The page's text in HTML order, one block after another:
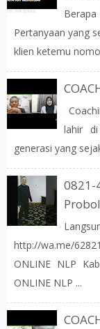
Pertanyaan yang
klien ketemu
lahir
generasi yang
0821-
http://wa.me/
ONLINE NLP
ONLINE NLP ...